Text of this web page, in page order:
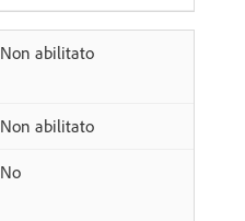
Non abilitato
Non abilitato
No